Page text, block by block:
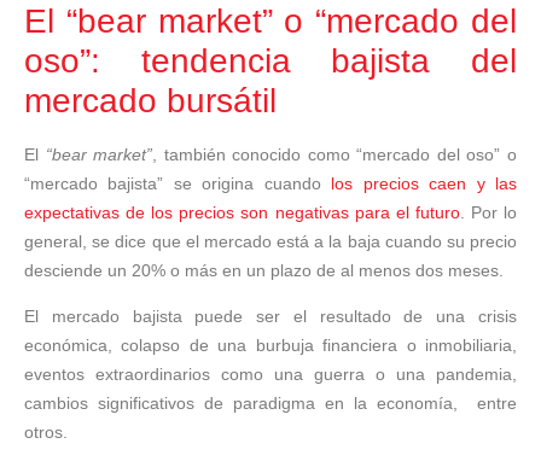
El “bear market” o “mercado del
oso”: tendencia bajista del
mercado bursátil
El “bear market” , también conocido como “mercado del oso” o
“mercado bajista” se origina cuando los precios caen y las
expectativas de los precios son negativas para el futuro. Por lo
general, se dice que el mercado está a la baja cuando su precio
desciende un 20% o más en un plazo de al menos dos meses.
El mercado bajista puede ser el resultado de una crisis
económica, colapso de una burbuja financiera o inmobiliaria,
eventos extraordinarios como una guerra o una pandemia,
cambios significativos de paradigma en la economía, entre
otros.